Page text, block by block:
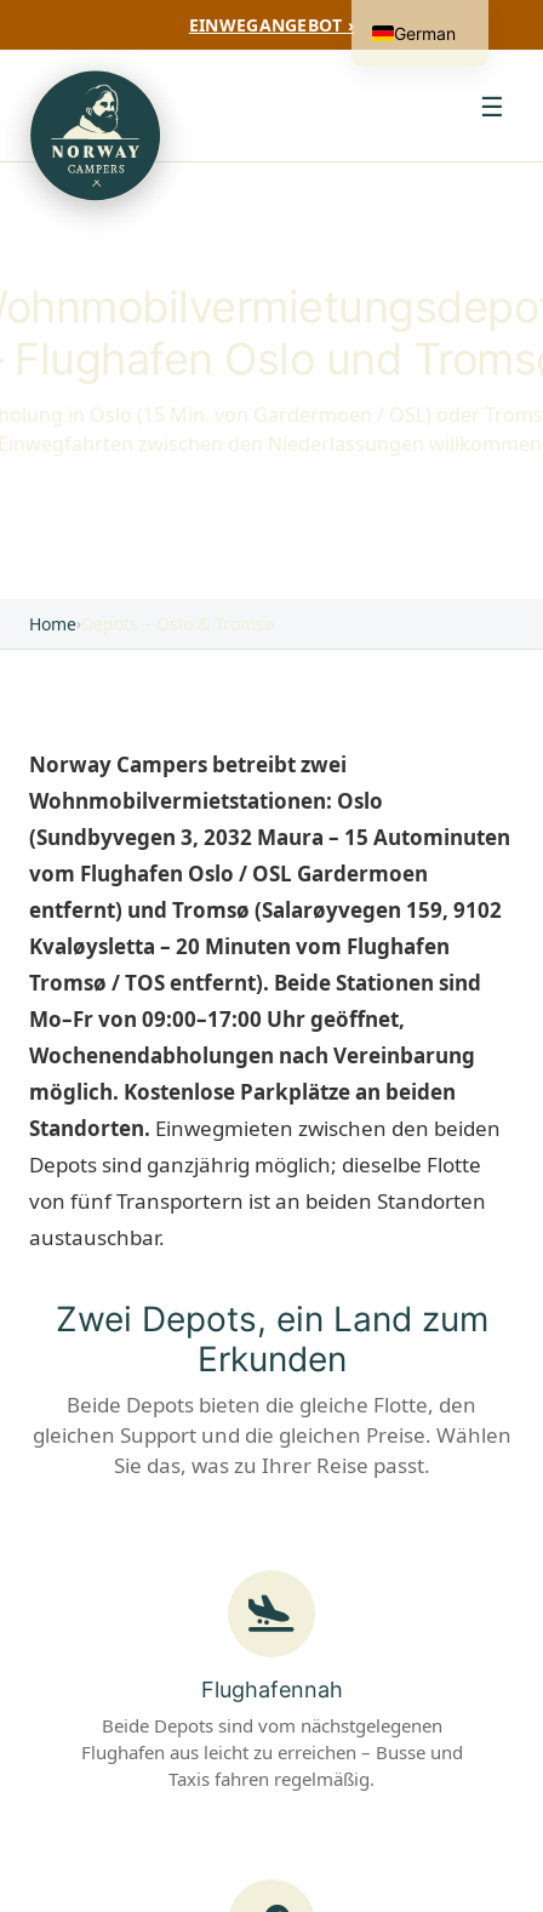
EINWEGANGEBOT ›
☰
Flughafen Oslo und
in Oslo (15 Min. von Gardermoen / OSL) oder
zwischen den Niederlassungen
Home›Depots – Oslo & Tromsø
Norway Campers betreibt zwei
Wohnmobilvermietstationen: Oslo
(Sundbyvegen 3, 2032 Maura – 15 Autominuten
vom Flughafen Oslo / OSL Gardermoen
entfernt) und Tromsø (Salarøyvegen 159, 9102
Kvaløysletta – 20 Minuten vom Flughafen
Tromsø / TOS entfernt). Beide Stationen sind
Mo–Fr von 09:00–17:00 Uhr geöffnet,
Wochenendabholungen nach Vereinbarung
möglich. Kostenlose Parkplätze an beiden
Standorten. Einwegmieten zwischen den beiden
Depots sind ganzjährig möglich; dieselbe Flotte
von fünf Transportern ist an beiden Standorten
austauschbar.
Zwei Depots, ein Land zum
Erkunden
Beide Depots bieten die gleiche Flotte, den
gleichen Support und die gleichen Preise. Wählen
Sie das, was zu Ihrer Reise passt.
Flughafennah
Beide Depots sind vom nächstgelegenen
Flughafen aus leicht zu erreichen – Busse und
Taxis fahren regelmäßig.
German